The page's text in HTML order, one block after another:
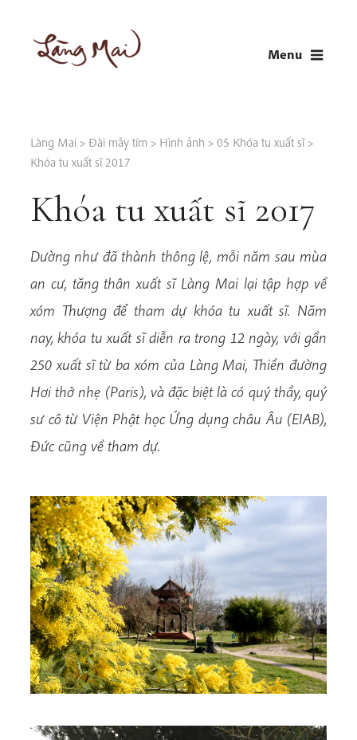
content
Menu
Làng Mai > Đài mây tím > Hình ảnh > 05 Khóa tu xuất sĩ>
Khóa tu xuất sĩ 2017
Khóa tu xuất sĩ 2017
Dường như đã thành thông lệ, mỗi năm sau mùa
an cư, tăng thân xuất sĩ Làng Mai lại tập hợp về
xóm Thượng để tham dự khóa tu xuất sĩ. Năm
nay, khóa tu xuất sĩ diễn ra trong 12 ngày, với gần
250 xuất sĩ từ ba xóm của Làng Mai, Thiền đường
Hơi thở nhẹ (Paris), và đặc biệt là có quý thầy, quý
sư cô từ Viện Phật học Ứng dụng châu Âu (EIAB),
Đức cũng về tham dự.